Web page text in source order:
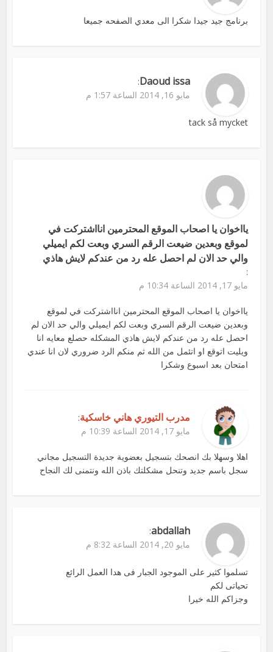
برنامج جيد جيدا شكرا الى معدي الصفحه جميعا
Daoud issa
:
مايو 16, 2014 الساعة 1:57 م
tack så mycket
يااخوان يا اصحاب الموقع المحترمين انااشتركت في
لموقع وبعدين ضيعت الرقم السري وبعت لكم ايميلي
والي حد الان لم احصل عله رد من عندكم لايش هاذي
:
مايو 17, 2014 الساعة 10:34 م
يااخوان يا اصحاب الموقع المحترمين انااشتركت في لموقع
وبعدين ضيعت الرقم السري وبعت لكم ايميلي والي حد الان لم
احصل عله رد من عندكم لايش هاذي المشكله حصلع معايه انا
ويليت اتوقع او اتئمل من الله ثم منكم الرد ضروري لان انا عندي
امتحان بعد اسبوع وشكرا
مدرب التيوري هاني خاسكية:
مايو 17, 2014 الساعة 10:39 م
اهلا وسهلا بك انصحك بتسجيل بعضوية جديدة التسجيل مجاني
سجل باسم جديد وتنحل مشكلتك باذن الله ونتمنى لك النجاح
abdallah
:
مايو 20, 2014 الساعة 8:32 م
تسلموا كثير على الموجود الجبار فى هدا العمل الرائع
تحياتى لكم
وجزاكم الله خيرا